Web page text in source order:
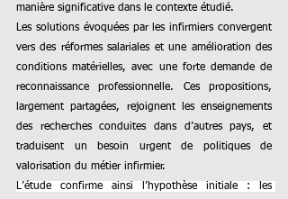
manière significative dans le contexte étudié.
Les solutions évoquées par les infirmiers convergent
vers des réformes salariales et une amélioration des
conditions matérielles, avec une forte demande de
reconnaissance professionnelle. Ces propositions,
largement partagées, rejoignent les enseignements
des recherches conduites dans d’autres pays, et
traduisent un besoin urgent de politiques de
valorisation du métier infirmier.
L’étude confirme ainsi l’hypothèse initiale : les